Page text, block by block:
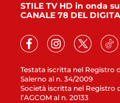
Testata iscritta nel Registro
Salerno al n. 34/2009
Società iscritta nel Registro
l’AGCOM al n. 20133
STILE TV HD in onda
CANALE 78 DEL